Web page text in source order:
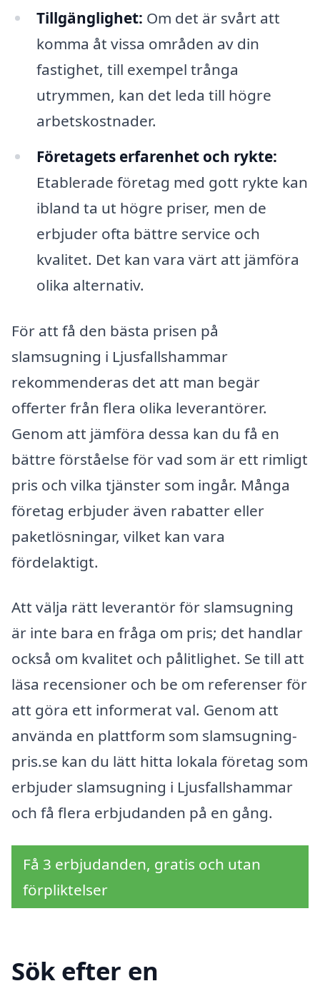
Tillgänglighet: Om det är svårt att
komma åt vissa områden av din
fastighet, till exempel trånga
utrymmen, kan det leda till högre
arbetskostnader.
Företagets erfarenhet och rykte:
Etablerade företag med gott rykte kan
ibland ta ut högre priser, men de
erbjuder ofta bättre service och
kvalitet. Det kan vara värt att jämföra
olika alternativ.
För att få den bästa prisen på
slamsugning i Ljusfallshammar
rekommenderas det att man begär
offerter från flera olika leverantörer.
Genom att jämföra dessa kan du få en
bättre förståelse för vad som är ett rimligt
pris och vilka tjänster som ingår. Många
företag erbjuder även rabatter eller
paketlösningar, vilket kan vara
fördelaktigt.
Att välja rätt leverantör för slamsugning
är inte bara en fråga om pris; det handlar
också om kvalitet och pålitlighet. Se till att
läsa recensioner och be om referenser för
att göra ett informerat val. Genom att
använda en plattform som slamsugning-
pris.se kan du lätt hitta lokala företag som
erbjuder slamsugning i Ljusfallshammar
och få flera erbjudanden på en gång.
Få 3 erbjudanden, gratis och utan
förpliktelser
Sök efter en